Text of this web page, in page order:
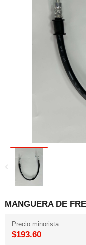
MANGUERA DE
Precio minorista
$193.60